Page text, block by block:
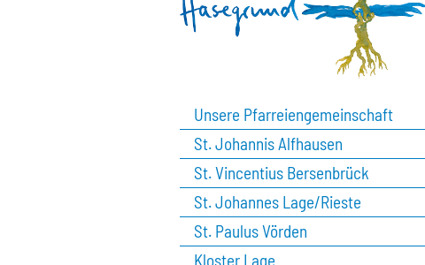
Unsere Pfarreiengemeinschaft
St. Johannis Alfhausen
St. Vincentius Bersenbrück
St. Johannes Lage/Rieste
St. Paulus Vörden
Kloster Lage